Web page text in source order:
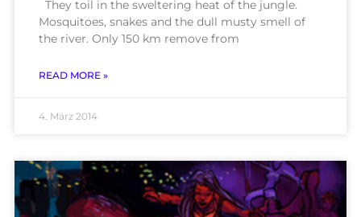
They toil in the sweltering heat of the jungle.
Mosquitoes, snakes and the dull musty smell of
the river. Only 150 km remove from
READ MORE »
4. März 2014